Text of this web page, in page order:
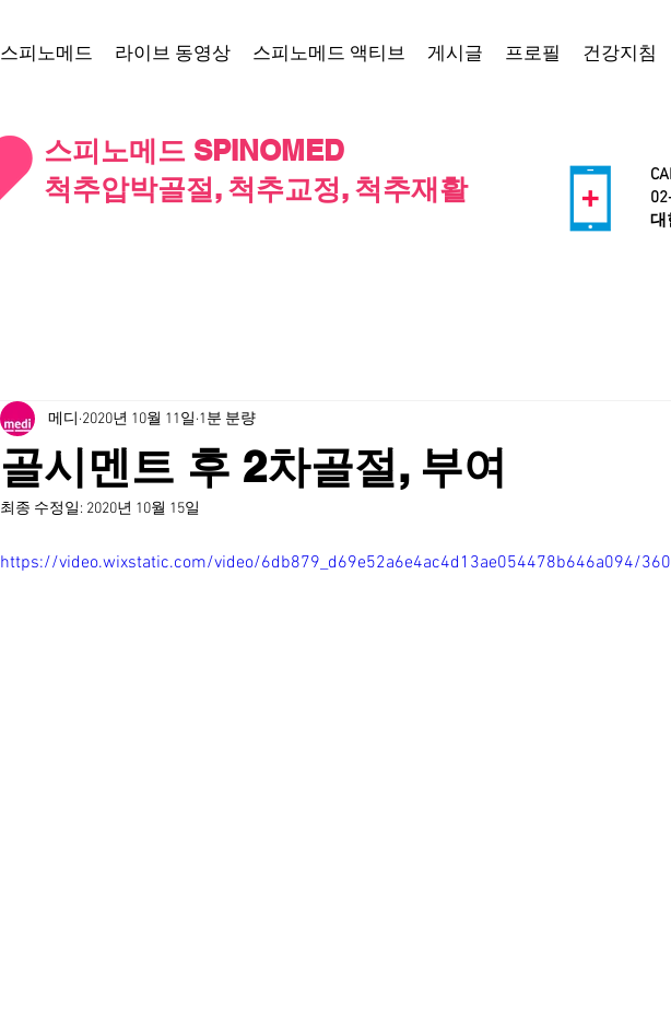
스피노메드 라이브 동영상 스피노메드 액티브 게시글 프로필 건강지침
스피노메드 SPINOMED
척추압박골절, 척추교정, 척추재활
대
골시멘트 후 2차골절, 부여
메디 2020년 10월 11일 1분 분량
최종 수정일: 2020년 10월 15일
https://video.wixstatic.com/video/6db879_d69e52a6e4ac4d13ae054478b646a094/